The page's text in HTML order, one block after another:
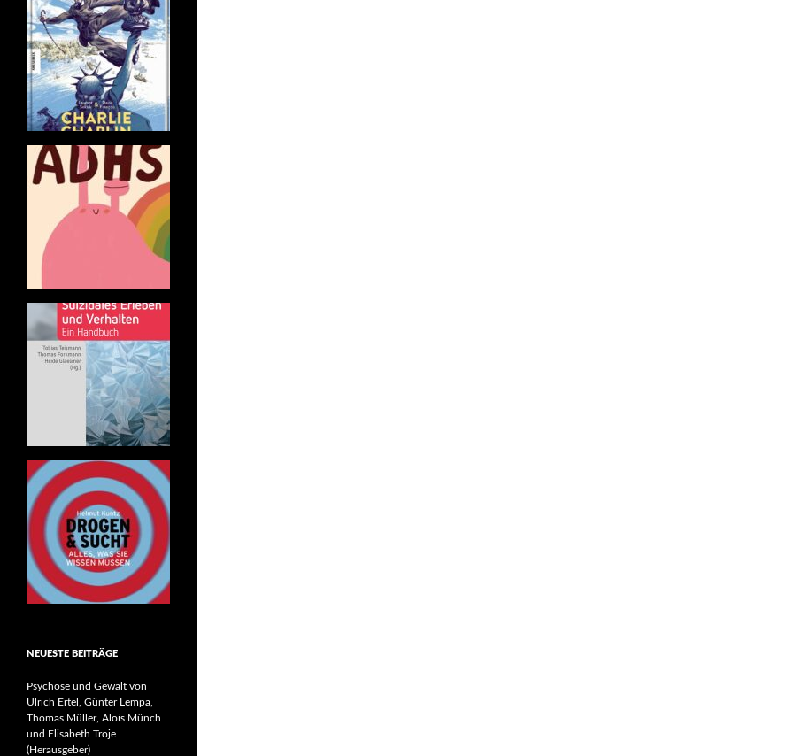
NEUESTE BEITRÄGE
Psychose und Gewalt von
Ulrich Ertel, Günter Lempa,
Thomas Müller, Alois Münch
und Elisabeth Troje
(Herausgeber)